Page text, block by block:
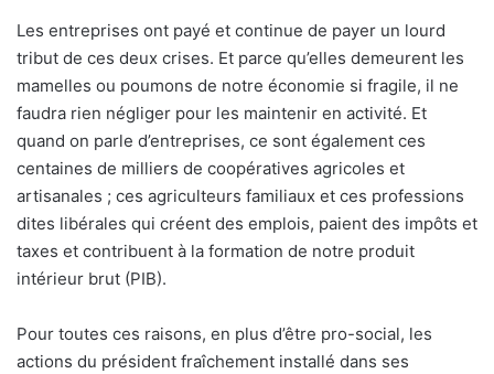
Les entreprises ont payé et continue de payer un lourd
tribut de ces deux crises. Et parce qu’elles demeurent les
mamelles ou poumons de notre économie si fragile, il ne
faudra rien négliger pour les maintenir en activité. Et
quand on parle d’entreprises, ce sont également ces
centaines de milliers de coopératives agricoles et
artisanales ; ces agriculteurs familiaux et ces professions
dites libérales qui créent des emplois, paient des impôts et
taxes et contribuent à la formation de notre produit
intérieur brut (PIB).
Pour toutes ces raisons, en plus d’être pro-social, les
actions du président fraîchement installé dans ses